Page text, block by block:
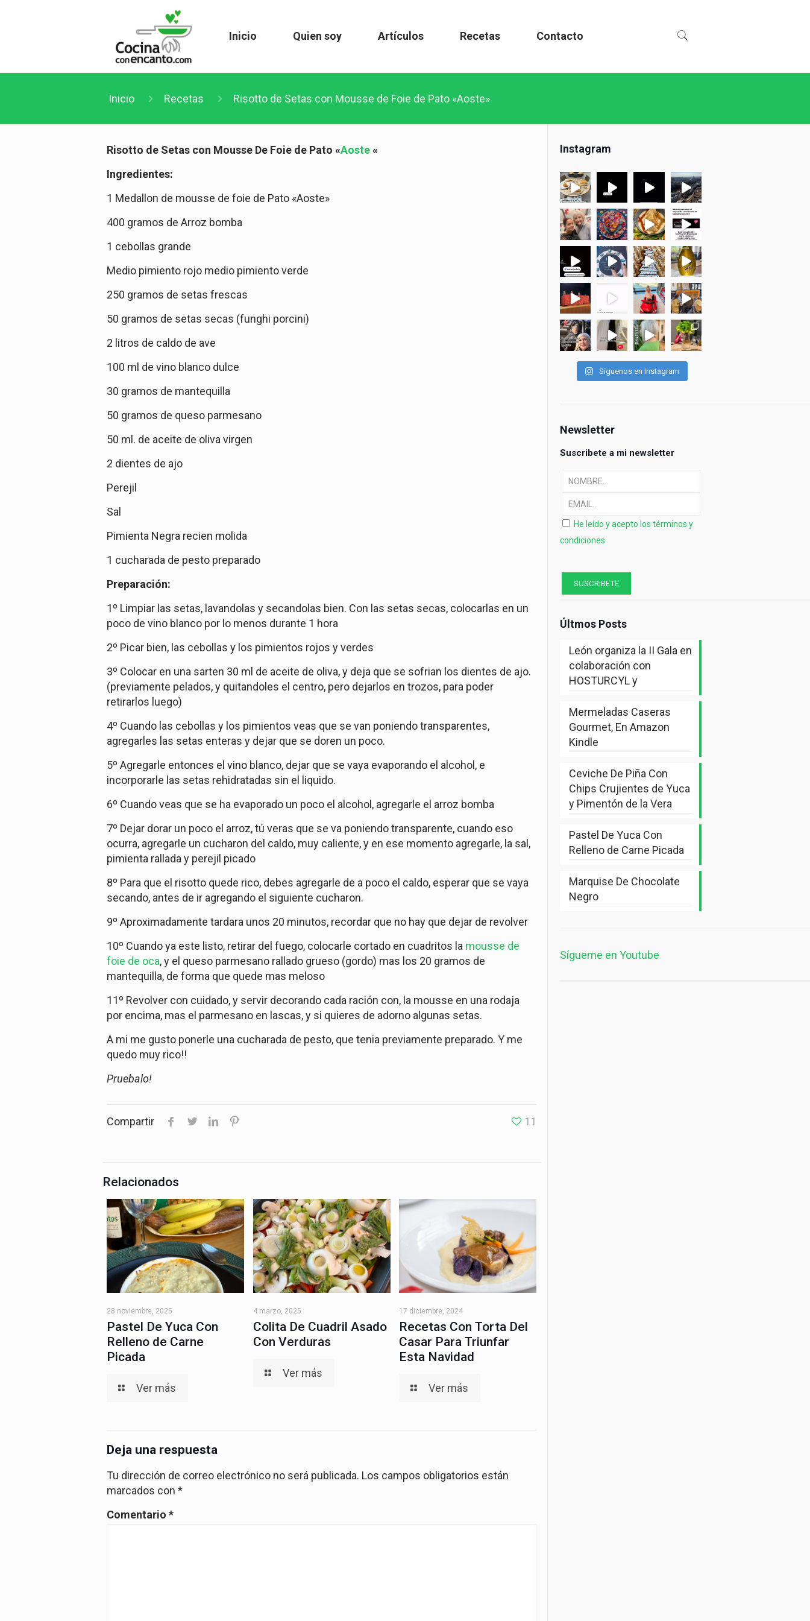
Inicio Quien soy Artículos Recetas Contacto
Inicio Recetas Risotto de Setas con Mousse de Foie de Pato «Aoste»
Risotto de Setas con Mousse De Foie de Pato «Aoste«
Ingredientes:
1 Medallon de mousse de foie de Pato «Aoste»
400 gramos de Arroz bomba
1 cebollas grande
Medio pimiento rojo medio pimiento verde
250 gramos de setas frescas
50 gramos de setas secas (funghi porcini)
2 litros de caldo de ave
100 ml de vino blanco dulce
30 gramos de mantequilla
50 gramos de queso parmesano
50 ml. de aceite de oliva virgen
2 dientes de ajo
Perejil
Sal
Pimienta Negra recien molida
1 cucharada de pesto preparado
Preparación:
1º Limpiar las setas, lavandolas y secandolas bien. Con las setas secas, colocarlas en un
poco de vino blanco por lo menos durante 1 hora
2º Picar bien, las cebollas y los pimientos rojos y verdes
3º Colocar en una sarten 30 ml de aceite de oliva, y deja que se sofrian los dientes de ajo.
(previamente pelados, y quitandoles el centro, pero dejarlos en trozos, para poder
retirarlos luego)
4º Cuando las cebollas y los pimientos veas que se van poniendo transparentes,
agregarles las setas enteras y dejar que se doren un poco.
5º Agregarle entonces el vino blanco, dejar que se vaya evaporando el alcohol, e
incorporarle las setas rehidratadas sin el liquido.
6º Cuando veas que se ha evaporado un poco el alcohol, agregarle el arroz bomba
7º Dejar dorar un poco el arroz, tú veras que se va poniendo transparente, cuando eso
ocurra, agregarle un cucharon del caldo, muy caliente, y en ese momento agregarle, la sal,
pimienta rallada y perejil picado
8º Para que el risotto quede rico, debes agregarle de a poco el caldo, esperar que se vaya
secando, antes de ir agregando el siguiente cucharon.
9º Aproximadamente tardara unos 20 minutos, recordar que no hay que dejar de revolver
10º Cuando ya este listo, retirar del fuego, colocarle cortado en cuadritos la mousse de
foie de oca, y el queso parmesano rallado grueso (gordo) mas los 20 gramos de
mantequilla, de forma que quede mas meloso
11º Revolver con cuidado, y servir decorando cada ración con, la mousse en una rodaja
por encima, mas el parmesano en lascas, y si quieres de adorno algunas setas.
A mi me gusto ponerle una cucharada de pesto, que tenia previamente preparado. Y me
quedo muy rico!!
Pruebalo!
Compartir 11
Relacionados
28 noviembre, 2025
Pastel De Yuca Con
Relleno de Carne
Picada
Ver más
4 marzo, 2025
Colita De Cuadril Asado
Con Verduras
Ver más
17 diciembre, 2024
Recetas Con Torta Del
Casar Para Triunfar
Esta Navidad
Ver más
Deja una respuesta
Tu dirección de correo electrónico no será publicada. Los campos obligatorios están
marcados con*
Comentario*
Instagram
Síguenos en Instagram
Newsletter
Suscribete a mi newsletter
He leído y acepto los términos y
condiciones
Últmos Posts
León organiza la II Gala en
colaboración con
HOSTURCYL y
Mermeladas Caseras
Gourmet, En Amazon
Kindle
Ceviche De Piña Con
Chips Crujientes de Yuca
y Pimentón de la Vera
Pastel De Yuca Con
Relleno de Carne Picada
Marquise De Chocolate
Negro
Sígueme en Youtube